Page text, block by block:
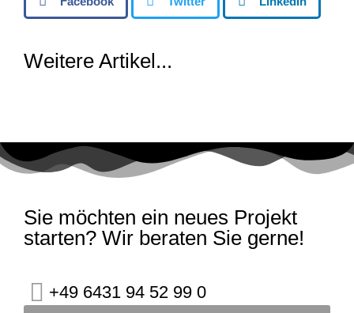
Weitere Artikel...
Sie möchten ein neues Projekt
starten? Wir beraten Sie gerne!
+49 6431 94 52 99 0